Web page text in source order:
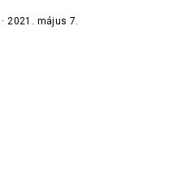
2021. május 7.